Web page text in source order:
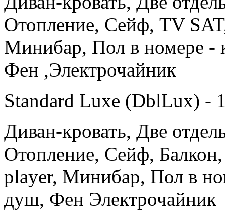
Отопление, Сейф, TV
Минибар, Пол в номере -
Фен ,Электрочайник
Standard Luxe (DblLux) -
Диван-кровать, Две
Отопление, Сейф,
player, Минибар, Пол в
душ, Фен Электрочайник